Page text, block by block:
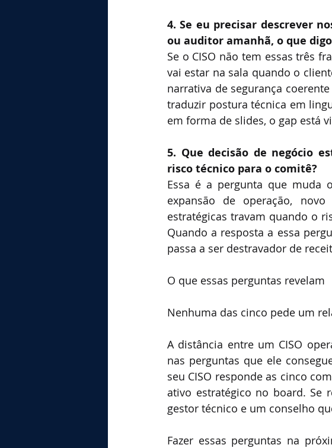
4. Se eu precisar descrever
ou auditor amanhã, o que
Se o CISO não tem essas três
vai estar na sala quando o
narrativa de segurança
traduzir postura técnica em
em forma de slides, o gap está
5. Que decisão de negócio
risco técnico para o comitê?
Essa é a pergunta que muda
expansão de operação,
estratégicas travam quando o
Quando a resposta a essa
passa a ser destravador de
O que essas perguntas revelam
Nenhuma das cinco pede um
A distância entre um CISO
nas perguntas que ele
seu CISO responde as cinco
ativo estratégico no board. Se
gestor técnico e um conselho
Fazer essas perguntas na